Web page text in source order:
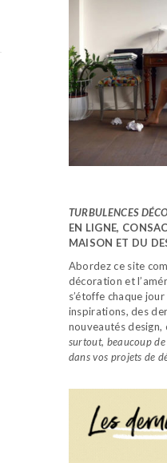
TURBULENCES
EN LIGNE,
MAISON ET DU
Abordez ce site
décoration et
s’étoffe chaque
inspirations, des
nouveautés
surtout, beaucoup
dans vos projets de